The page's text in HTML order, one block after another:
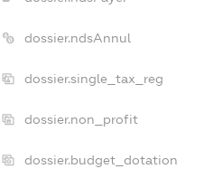
dossier.ndsAnnul
dossier.single_tax_reg
dossier.non_profit
dossier.budget_dotation